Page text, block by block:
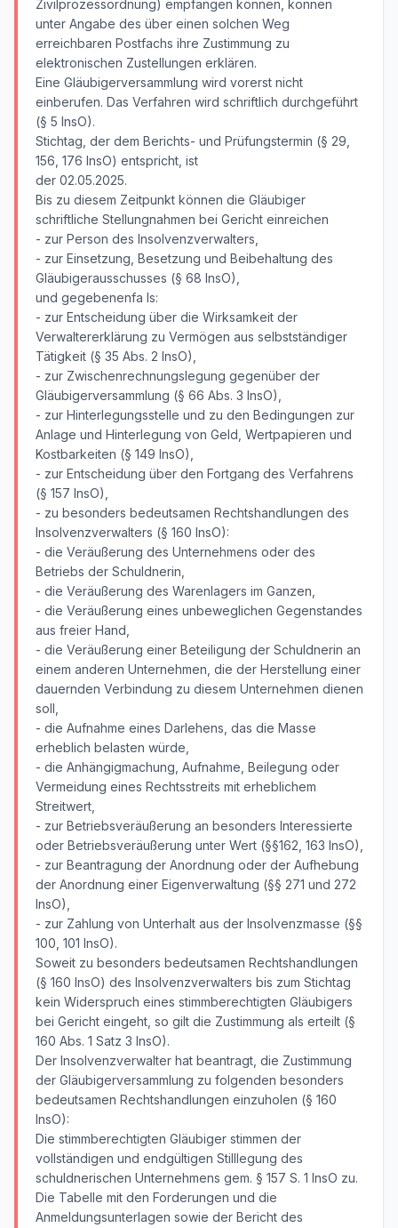
Zivilprozessordnung) empfangen können, können
unter Angabe des über einen solchen Weg
erreichbaren Postfachs ihre Zustimmung zu
elektronischen Zustellungen erklären.
Eine Gläubigerversammlung wird vorerst nicht
einberufen. Das Verfahren wird schriftlich durchgeführt
(§ 5 InsO).
Stichtag, der dem Berichts- und Prüfungstermin (§ 29,
156, 176 InsO) entspricht, ist
der 02.05.2025.
Bis zu diesem Zeitpunkt können die Gläubiger
schriftliche Stellungnahmen bei Gericht einreichen
- zur Person des Insolvenzverwalters,
- zur Einsetzung, Besetzung und Beibehaltung des
Gläubigerausschusses (§ 68 InsO),
und gegebenenfa ls:
- zur Entscheidung über die Wirksamkeit der
Verwaltererklärung zu Vermögen aus selbstständiger
Tätigkeit (§ 35 Abs. 2 InsO),
- zur Zwischenrechnungslegung gegenüber der
Gläubigerversammlung (§ 66 Abs. 3 InsO),
- zur Hinterlegungsstelle und zu den Bedingungen zur
Anlage und Hinterlegung von Geld, Wertpapieren und
Kostbarkeiten (§ 149 InsO),
- zur Entscheidung über den Fortgang des Verfahrens
(§ 157 InsO),
- zu besonders bedeutsamen Rechtshandlungen des
Insolvenzverwalters (§ 160 InsO):
- die Veräußerung des Unternehmens oder des
Betriebs der Schuldnerin,
- die Veräußerung des Warenlagers im Ganzen,
- die Veräußerung eines unbeweglichen Gegenstandes
aus freier Hand,
- die Veräußerung einer Beteiligung der Schuldnerin an
einem anderen Unternehmen, die der Herstellung einer
dauernden Verbindung zu diesem Unternehmen dienen
soll,
- die Aufnahme eines Darlehens, das die Masse
erheblich belasten würde,
- die Anhängigmachung, Aufnahme, Beilegung oder
Vermeidung eines Rechtsstreits mit erheblichem
Streitwert,
- zur Betriebsveräußerung an besonders Interessierte
oder Betriebsveräußerung unter Wert (§§162, 163 InsO),
- zur Beantragung der Anordnung oder der Aufhebung
der Anordnung einer Eigenverwaltung (§§ 271 und 272
InsO),
- zur Zahlung von Unterhalt aus der Insolvenzmasse (§§
100, 101 InsO).
Soweit zu besonders bedeutsamen Rechtshandlungen
(§ 160 InsO) des Insolvenzverwalters bis zum Stichtag
kein Widerspruch eines stimmberechtigten Gläubigers
bei Gericht eingeht, so gilt die Zustimmung als erteilt (§
160 Abs. 1 Satz 3 InsO).
Der Insolvenzverwalter hat beantragt, die Zustimmung
der Gläubigerversammlung zu folgenden besonders
bedeutsamen Rechtshandlungen einzuholen (§ 160
InsO):
Die stimmberechtigten Gläubiger stimmen der
vollständigen und endgültigen Stilllegung des
schuldnerischen Unternehmens gem. § 157 S. 1 InsO zu.
Die Tabelle mit den Forderungen und die
Anmeldungsunterlagen sowie der Bericht des